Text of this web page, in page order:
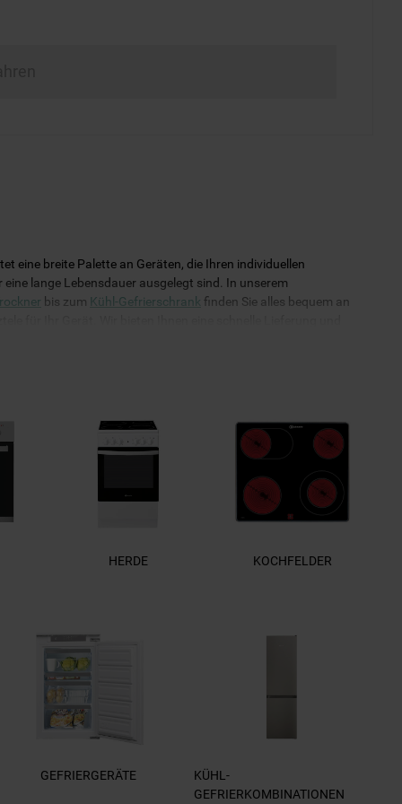
eine breite Palette an Geräten, die Ihren individuellen
lange Lebensdauer ausgelegt sind. In unserem
bis zum Kühl-Gefrierschrank finden Sie alles bequem an
für Ihr Gerät. Wir bieten Ihnen eine schnelle Lieferung und
funktioniert!
HERDE KOCHFELDER
GEFRIERGERÄTE
KÜHL-
GEFRIERKOMBINATIONEN